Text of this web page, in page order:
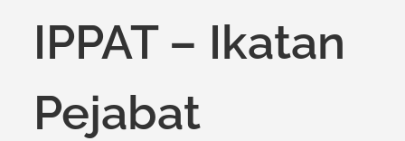
IPPAT – Ikatan
Pejabat